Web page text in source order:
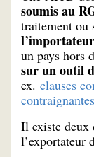
soumis au
traitement ou
l’importateur
un pays hors
sur un outil
ex. clauses
contraignantes
Il existe deux
l’exportateur